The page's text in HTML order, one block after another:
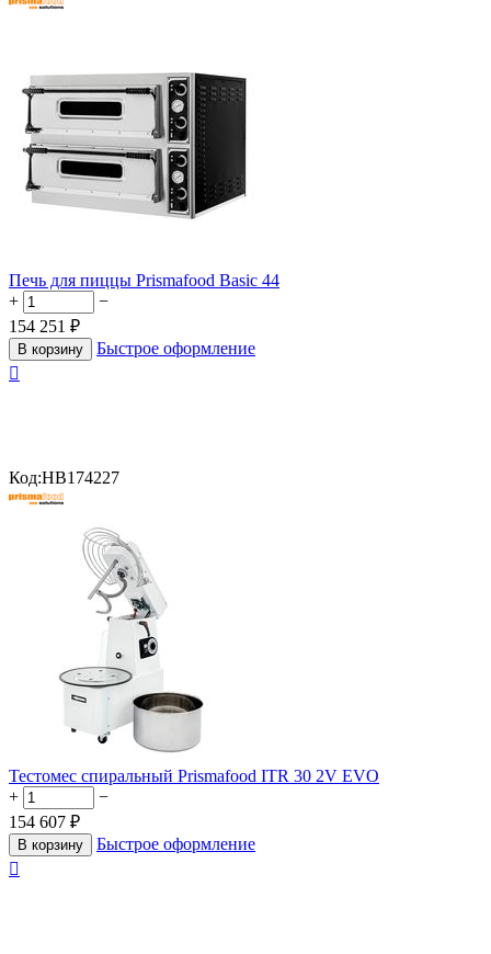
Печь для пиццы Prismafood Basic 44
+
−
154 251 ₽
В корзину
Быстрое оформление

Код:HB174227
Тестомес спиральный Prismafood ITR 30 2V EVO
+
−
154 607 ₽
В корзину
Быстрое оформление
